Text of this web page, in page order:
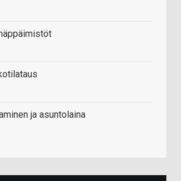
ja asuntolaina